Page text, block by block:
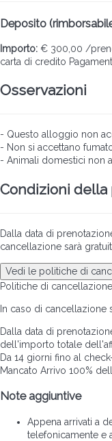
Deposito
Importo: € 300,00 /
carta di credito
Osservazioni
- Questo alloggio non
- Non si accettano
- Animali domestici non
Condizioni
Dalla data di
cancellazione sarà
Vedi le politiche di
Politiche di cancellazione
In caso di cancellazione
Dalla data di
dell'importo totale
Da 14 giorni fino al
Mancato Arrivo 100%
Note aggiuntive
Appena arrivati a
telefonicamente e